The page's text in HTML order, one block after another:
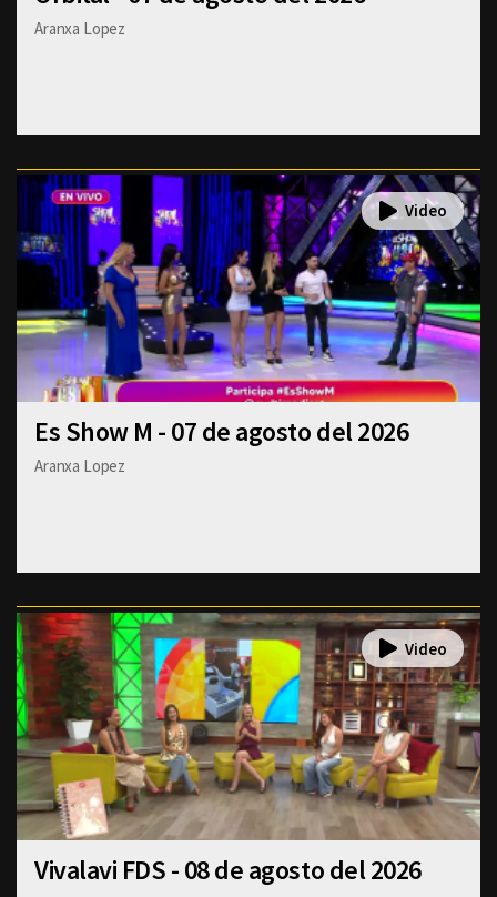
Aranxa Lopez
Es Show M - 07 de agosto del 2026
Aranxa Lopez
Vivalavi FDS - 08 de agosto del 2026